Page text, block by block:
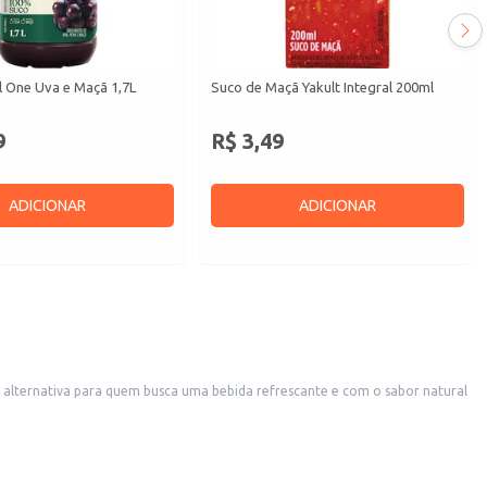
Uva e Maçã 1,7L
ADICIONAR
Suco de Maçã Yakult Integral 200ml
R$ 3,49
ADICIONAR
para quem busca uma bebida refrescante e com o sabor natural